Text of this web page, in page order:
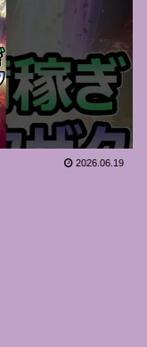
2026.06.19